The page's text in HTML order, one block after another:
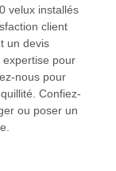
velux installés
client
un devis
pour
nous pour
Confiez-
ou poser un